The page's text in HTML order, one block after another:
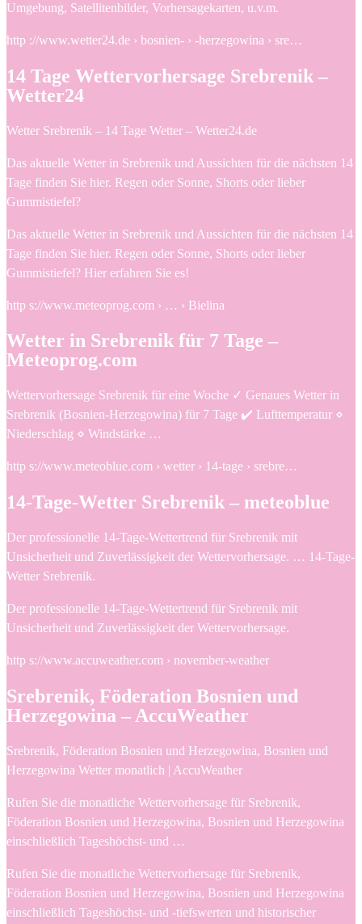
Umgebung, Satellitenbilder, Vorhersagekarten, u.v.m.
http ://www.wetter24.de › bosnien- › -herzegowina › sre…
14 Tage Wettervorhersage Srebrenik –
Wetter24
Wetter Srebrenik – 14 Tage Wetter – Wetter24.de
Das aktuelle Wetter in Srebrenik und Aussichten für die nächsten 14
Tage finden Sie hier. Regen oder Sonne, Shorts oder lieber
Gummistiefel?
Das aktuelle Wetter in Srebrenik und Aussichten für die nächsten 14
Tage finden Sie hier. Regen oder Sonne, Shorts oder lieber
Gummistiefel? Hier erfahren Sie es!
http s://www.meteoprog.com › … › Bielina
Wetter in Srebrenik für 7 Tage –
Meteoprog.com
Wettervorhersage Srebrenik für eine Woche ✓ Genaues Wetter in
Srebrenik (Bosnien-Herzegowina) für 7 Tage ✔️ Lufttemperatur ⋄
Niederschlag ⋄ Windstärke …
http s://www.meteoblue.com › wetter › 14-tage › srebre…
14-Tage-Wetter Srebrenik – meteoblue
Der professionelle 14-Tage-Wettertrend für Srebrenik mit
Unsicherheit und Zuverlässigkeit der Wettervorhersage. … 14-Tage-
Wetter Srebrenik.
Der professionelle 14-Tage-Wettertrend für Srebrenik mit
Unsicherheit und Zuverlässigkeit der Wettervorhersage.
http s://www.accuweather.com › november-weather
Srebrenik, Föderation Bosnien und
Herzegowina – AccuWeather
Srebrenik, Föderation Bosnien und Herzegowina, Bosnien und
Herzegowina Wetter monatlich | AccuWeather
Rufen Sie die monatliche Wettervorhersage für Srebrenik,
Föderation Bosnien und Herzegowina, Bosnien und Herzegowina
einschließlich Tageshöchst- und …
Rufen Sie die monatliche Wettervorhersage für Srebrenik,
Föderation Bosnien und Herzegowina, Bosnien und Herzegowina
einschließlich Tageshöchst- und -tiefswerten und historischer